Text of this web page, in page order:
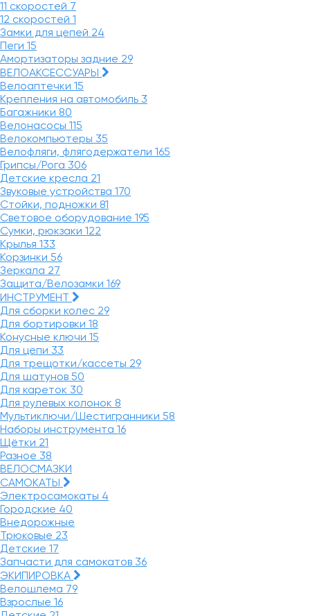
11 скоростей 7
12 скоростей 1
Замки для цепей 24
Пеги 15
Амортизаторы задние 29
ВЕЛОАКСЕССУАРЫ
Велоаптечки 15
Крепления на автомобиль 3
Багажники 80
Велонасосы 115
Велокомпьютеры 35
Велофляги, флягодержатели 165
Грипсы/Рога 306
Детские кресла 21
Звуковые устройства 170
Стойки, подножки 81
Световое оборудование 195
Сумки, рюкзаки 122
Крылья 133
Корзинки 56
Зеркала 27
Защита/Велозамки 169
ИНСТРУМЕНТ
Для сборки колес 29
Для бортировки 18
Конусные ключи 15
Для цепи 33
Для трещотки/кассеты 29
Для шатунов 50
Для кареток 30
Для рулевых колонок 8
Мультиключи/Шестигранники 58
Наборы инструмента 16
Щётки 21
Разное 38
ВЕЛОСМАЗКИ
САМОКАТЫ
Электросамокаты 4
Городские 40
Внедорожные
Трюковые 23
Детские 17
Запчасти для самокатов 36
ЭКИПИРОВКА
Велошлема 79
Взрослые 16